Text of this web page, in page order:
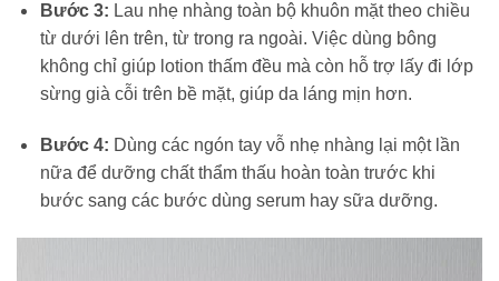
Bước 3: Lau nhẹ nhàng toàn bộ khuôn mặt theo chiều
từ dưới lên trên, từ trong ra ngoài. Việc dùng bông
không chỉ giúp lotion thấm đều mà còn hỗ trợ lấy đi lớp
sừng già cỗi trên bề mặt, giúp da láng mịn hơn.
Bước 4: Dùng các ngón tay vỗ nhẹ nhàng lại một lần
nữa để dưỡng chất thẩm thấu hoàn toàn trước khi
bước sang các bước dùng serum hay sữa dưỡng.